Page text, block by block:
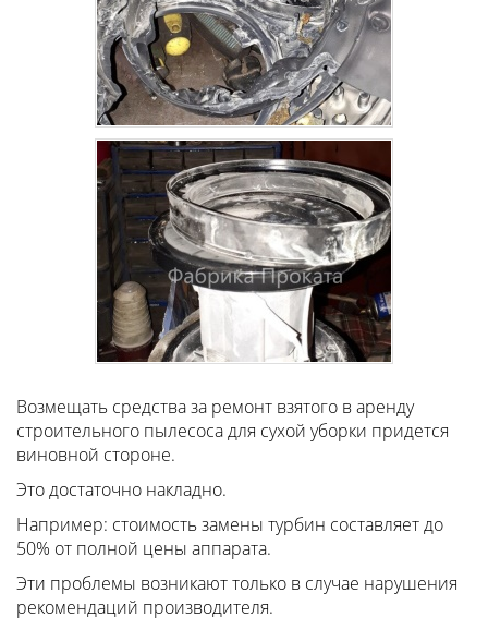
Возмещать средства за ремонт взятого в аренду
строительного пылесоса для сухой уборки придется
виновной стороне.
Это достаточно накладно.
Например: стоимость замены турбин составляет до
50% от полной цены аппарата.
Эти проблемы возникают только в случае нарушения
рекомендаций производителя.